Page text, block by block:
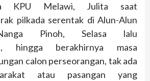
KPU Melawi, Julita saat
pilkada serentak di Alun-Alun
Pinoh, Selasa lalu
hingga berakhirnya masa
calon perseorangan, tak ada
atau pasangan yang